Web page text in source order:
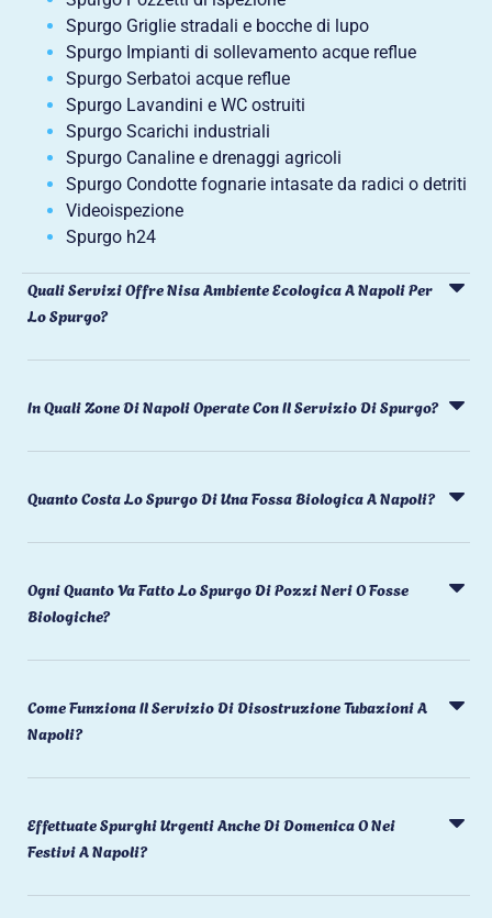
Spurgo Griglie stradali e bocche di lupo
Spurgo Impianti di sollevamento acque reflue
Spurgo Serbatoi acque reflue
Spurgo Lavandini e WC ostruiti
Spurgo Scarichi industriali
Spurgo Canaline e drenaggi agricoli
Spurgo Condotte fognarie intasate da radici o detriti
Videoispezione
Spurgo h24
Quali Servizi Offre Nisa Ambiente Ecologica A Napoli Per
Lo Spurgo?
In Quali Zone Di Napoli Operate Con Il Servizio Di Spurgo?
Quanto Costa Lo Spurgo Di Una Fossa Biologica A Napoli?
Ogni Quanto Va Fatto Lo Spurgo Di Pozzi Neri O Fosse
Biologiche?
Come Funziona Il Servizio Di Disostruzione Tubazioni A
Napoli?
Effettuate Spurghi Urgenti Anche Di Domenica O Nei
Festivi A Napoli?